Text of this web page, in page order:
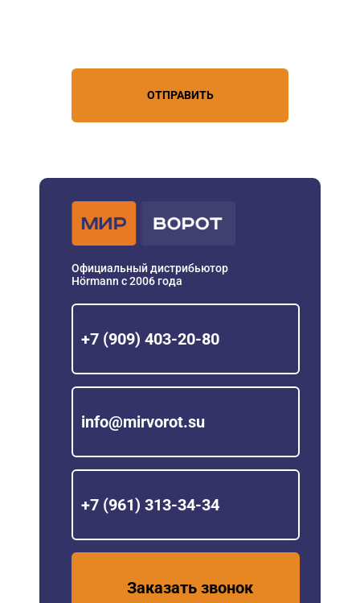
ОТПРАВИТЬ
Официальный дистрибьютор
Hörmann с 2006 года
+7 (909) 403-20-80
info@mirvorot.su
+7 (961) 313-34-34
Заказать звонок